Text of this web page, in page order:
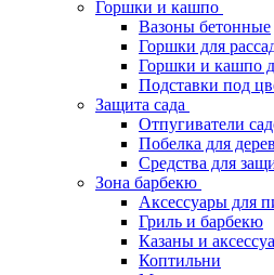
Горшки и кашпо
Вазоны бетонные
Горшки для
Горшки и кашпо
Подставки под
Защита сада
Отпугиватели
Побелка для
Средства для
Зона барбекю
Аксессуары для
Гриль и барбекю
Казаны и
Коптильни